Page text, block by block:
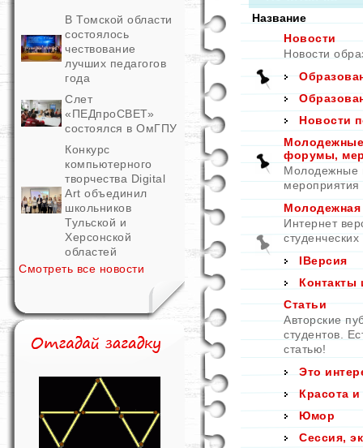
В Томской области
состоялось
чествование
лучших педагогов
года
Слет
«ПЕДпроСВЕТ»
состоялся в ОмГПУ
Конкурс
компьютерного
творчества Digital
Art объединил
школьников
Тульской и
Херсонской
областей
Смотреть все новости
Название
Новости
Новости
Новости
Молодежные
форумы,
Молодежные
мероприятия
Молодежная
Интернет
IВерсия
Контакты
Статьи
Авторские
студентов.
статью!
Это
Красота
Юмор
Сессия,